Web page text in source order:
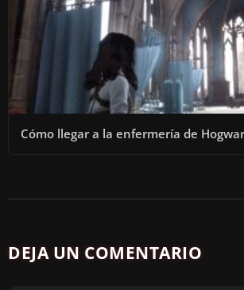
Cómo llegar a la enfermería de
DEJA UN COMENTARIO